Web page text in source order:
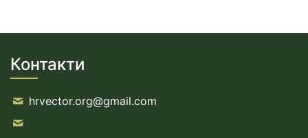
Контакти
hrvector.org@gmail.com